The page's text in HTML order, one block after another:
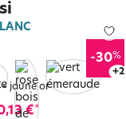
-30%
+6
- jaune or
€*